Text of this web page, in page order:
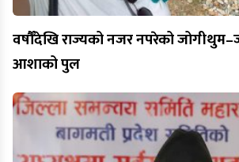
वर्षौँदेखि राज्यको नजर नपरेको
आशाको पुल